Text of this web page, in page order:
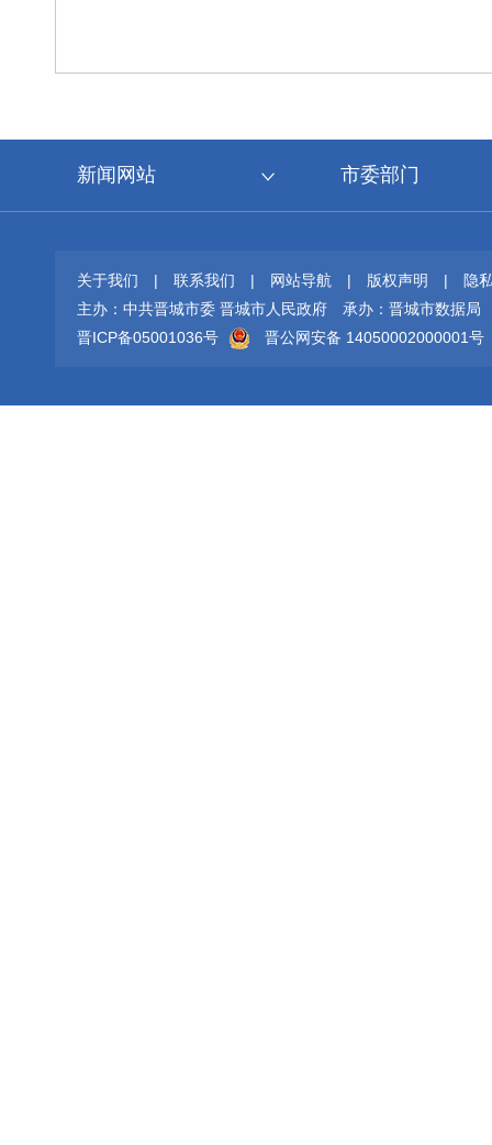
新闻网站 市委部门
关于我们 | 联系我们 | 网站导航 | 版权声明 |
隐
主办：中共晋城市委 晋城市人民政府
承办：晋城市数据局
晋ICP备05001036号
晋公网安备 14050002000001号